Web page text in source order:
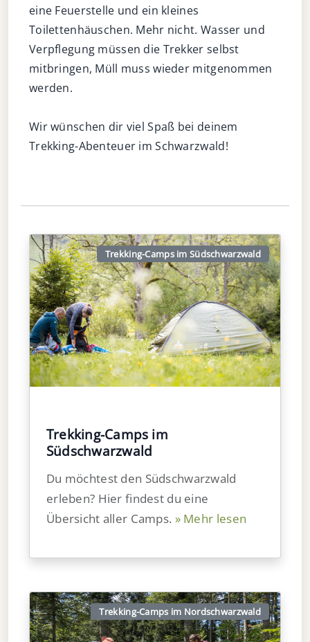
eine Feuerstelle und ein kleines
Toilettenhäuschen. Mehr nicht. Wasser und
Verpflegung müssen die Trekker selbst
mitbringen, Müll muss wieder mitgenommen
werden.
Wir wünschen dir viel Spaß bei deinem
Trekking-Abenteuer im Schwarzwald!
Trekking-Camps im Südschwarzwald
Trekking-Camps im
Südschwarzwald
Du möchtest den Südschwarzwald
erleben? Hier findest du eine
Übersicht aller Camps. » Mehr lesen
Trekking-Camps im Nordschwarzwald